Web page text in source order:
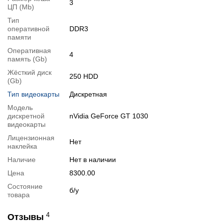
1x PCIe X16 (2.0)
1x PCIe Mini
3x PCIe X1
Ethernet: Broadcom BCM577xx (Gigabit)
HDMI Port
VGA Port
4x USB 2.0 Ports
1x ESATA – Connector
1x S/PDIF – Connector
1x audio tracks I/O – collection In/out, Microphone
Видеообзоры
ЦП (Mb)
3
Тип
оперативной
памяти
DDR3
Оперативная
память (Gb)
4
Жёсткий диск
(Gb)
250 HDD
Тип видеокарты
Дискретная
Модель
дискретной
видеокарты
nVidia GeForce GT 1030
Лицензионная
наклейка
Нет
Наличие
Нет в наличии
Цена
8300.00
Состояние
товара
б/у
Отзывы 4